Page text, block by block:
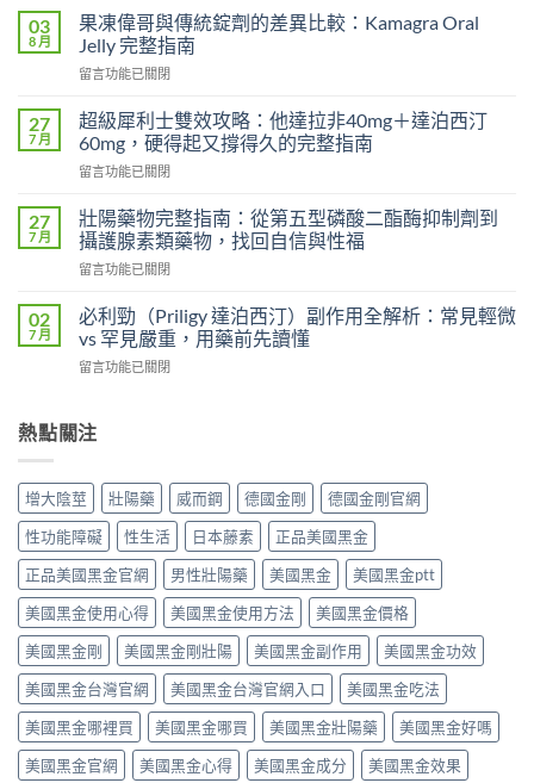
凍
偉
哥
vs
統
偉
完
比
較：
收
度、
方
便
果
與
全
性
全
解
析〉
中
03
8 月
果凍偉哥與傳統錠劑的差異比較：Kamagra Oral
Jelly 完整指南
在
凍
偉
哥
與
統
錠
劑
的
異
比
Kamagra
完
南〉
中
留言功能已關閉
27
7 月
超級犀利士雙效攻略：他達拉非40mg＋達泊西汀
60mg，硬得起又撐得久的完整指南
在
級
犀
利
士
效
他
非
達
泊
西
汀
60mg，
硬
得
起
又
撐
得
久
的
完
整
留言功能已關閉
27
7 月
壯陽藥物完整指南：從第五型磷酸二酯酶抑制劑到
攝護腺素類藥物，找回自信與性福
在
陽
藥
物
完
南：
五
型
磷
酸
二
酯
酶
抑
制
劑
到
攝
護
腺
素
留言功能已關閉
02
7 月
必利勁（Priligy 達泊西汀）副作用全解析：常見輕微
vs 罕見嚴重，用藥前先讀懂
在
勁
（Priligy
泊
西
汀）
副
作
用
全
解
析：
常
見
輕
微
vs
罕
留言功能已關閉
熱點關注
增大陰莖 壯陽藥 威而鋼 德國金剛
德國金剛官網
性功能障礙
性生活 日本藤素
正品美國黑金
正品美國黑金官網
男性壯陽藥 美國黑金
美國黑金ptt
美國黑金使用心得
美國黑金使用方法
美國黑金價格
美國黑金剛
美國黑金剛壯陽 美國黑金副作用
美國黑金功效
美國黑金台灣官網
美國黑金台灣官網入口
美國黑金吃法
美國黑金哪裡買
美國黑金哪買 美國黑金壯陽藥
美國黑金好嗎
美國黑金官網
美國黑金心得 美國黑金成分 美國黑金效果